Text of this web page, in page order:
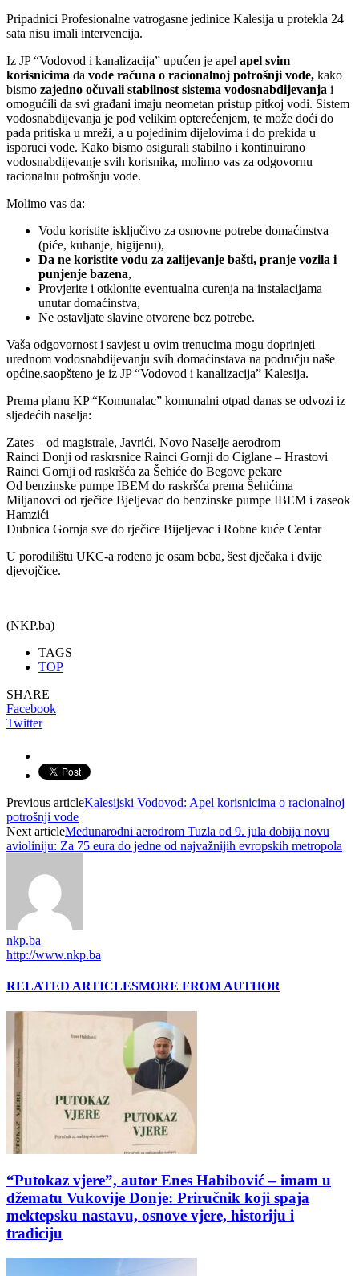
Pripadnici Profesionalne vatrogasne jedinice Kalesija u protekla 24
sata nisu imali intervencija.
Iz JP “Vodovod i kanalizacija” upućen je apel apel svim
korisnicima da vode računa o racionalnoj potrošnji vode, kako
bismo zajedno očuvali stabilnost sistema vodosnabdijevanja i
omogućili da svi građani imaju neometan pristup pitkoj vodi. Sistem
vodosnabdijevanja je pod velikim opterećenjem, te može doći do
pada pritiska u mreži, a u pojedinim dijelovima i do prekida u
isporuci vode. Kako bismo osigurali stabilno i kontinuirano
vodosnabdijevanje svih korisnika, molimo vas za odgovornu
racionalnu potrošnju vode.
Molimo vas da:
Vodu koristite isključivo za osnovne potrebe domaćinstva
(piće, kuhanje, higijenu),
Da ne koristite vodu za zalijevanje bašti, pranje vozila i
punjenje bazena,
Provjerite i otklonite eventualna curenja na instalacijama
unutar domaćinstva,
Ne ostavljate slavine otvorene bez potrebe.
Vaša odgovornost i savjest u ovim trenucima mogu doprinjeti
urednom vodosnabdijevanju svih domaćinstava na području naše
općine,saopšteno je iz JP “Vodovod i kanalizacija” Kalesija.
Prema planu KP “Komunalac” komunalni otpad danas se odvozi iz
sljedećih naselja:
Zates – od magistrale, Javrići, Novo Naselje aerodrom
Rainci Donji od raskrsnice Rainci Gornji do Ciglane – Hrastovi
Rainci Gornji od raskršća za Šehiće do Begove pekare
Od benzinske pumpe IBEM do raskršća prema Šehićima
Miljanovci od rječice Bjeljevac do benzinske pumpe IBEM i zaseok
Hamzići
Dubnica Gornja sve do rječice Bijeljevac i Robne kuće Centar
U porodilištu UKC-a rođeno je osam beba, šest dječaka i dvije
djevojčice.
(NKP.ba)
TAGS
TOP
SHARE
Facebook
Twitter
Previous articleKalesijski Vodovod: Apel korisnicima o racionalnoj
potrošnji vode
Next articleMeđunarodni aerodrom Tuzla od 9. jula dobija novu
avioliniju: Za 75 eura do jedne od najvažnijih evropskih metropola
nkp.ba
http://www.nkp.ba
RELATED ARTICLESMORE FROM AUTHOR
“Putokaz vjere”, autor Enes Habibović – imam u
džematu Vukovije Donje: Priručnik koji spaja
mektepsku nastavu, osnove vjere, historiju i
tradiciju